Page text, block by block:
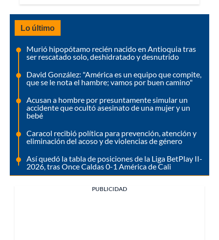
Lo último
Murió hipopótamo recién nacido en Antioquia tras
ser rescatado solo, deshidratado y desnutrido
David González: "América es un equipo que compite,
que se le nota el hambre; vamos por buen camino"
Acusan a hombre por presuntamente simular un
accidente que ocultó asesinato de una mujer y un
bebé
Caracol recibió política para prevención, atención y
eliminación del acoso y de violencias de género
Así quedó la tabla de posiciones de la Liga BetPlay II-
2026, tras Once Caldas 0-1 América de Cali
PUBLICIDAD